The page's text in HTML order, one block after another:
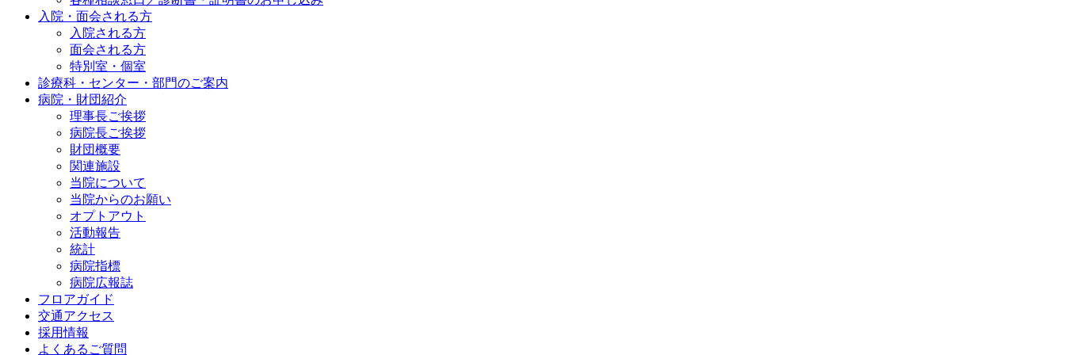
入院・面会される方
入院される方
面会される方
特別室・個室
診療科・センター・部門のご案内
病院・財団紹介
理事長ご挨拶
病院長ご挨拶
財団概要
関連施設
当院について
当院からのお願い
オプトアウト
活動報告
統計
病院指標
病院広報誌
フロアガイド
交通アクセス
採用情報
よくあるご質問